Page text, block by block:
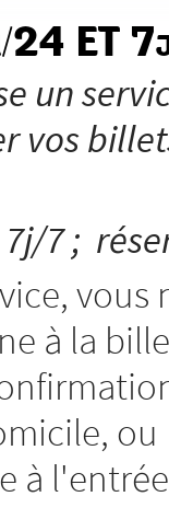
24 ET
un
vos
7 ;
à la
à